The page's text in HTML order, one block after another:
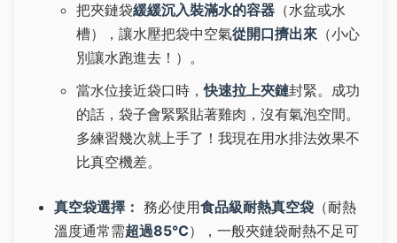
把夾鏈袋緩緩沉入裝滿水的容器 （水盆或水
槽），讓水壓把袋中空氣從開口擠出來 （小心
別讓水跑進去！）。
當水位接近袋口時，快速拉上夾鏈封緊。成功
的話，袋子會緊緊貼著雞肉，沒有氣泡空間。
多練習幾次就上手了！我現在用水排法效果不
比真空機差。
真空袋選擇： 務必使用食品級耐熱真空袋 （耐熱
溫度通常需超過85°C），一般夾鏈袋耐熱不足可